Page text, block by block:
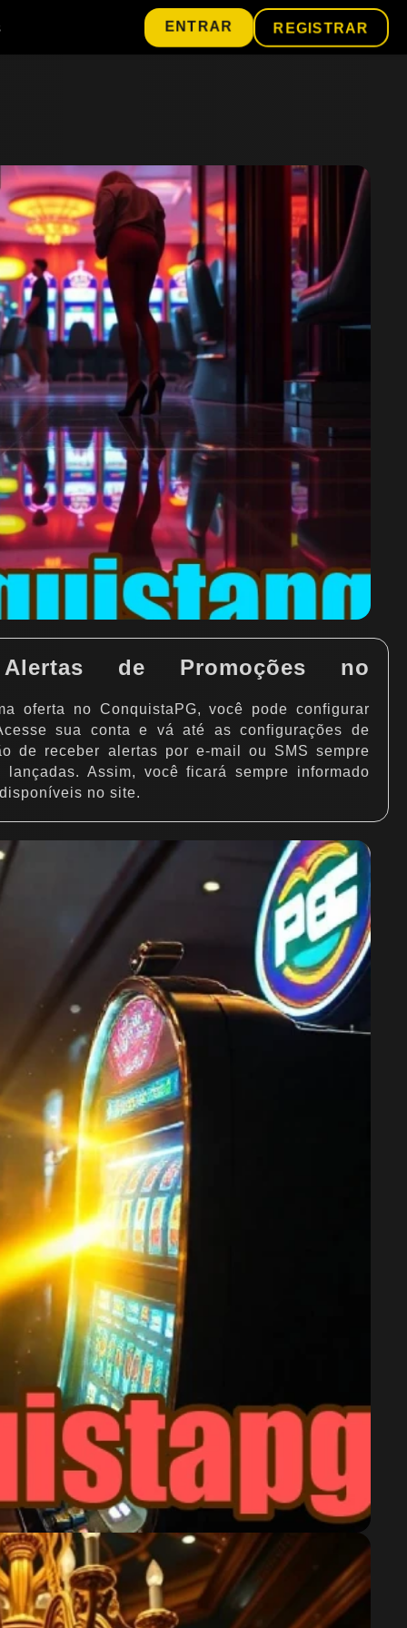
ENTRAR REGISTRAR
Alertas de Promoções no
oferta no ConquistaPG, você pode configurar
sua conta e vá até as configurações de
de receber alertas por e-mail ou SMS sempre
Assim, você ficará sempre informado
no site.